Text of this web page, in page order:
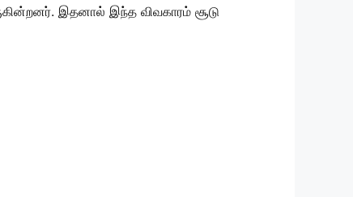
இதனால் இந்த விவகாரம் சூடு